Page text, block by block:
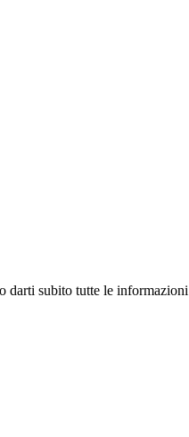
darti subito tutte le informazioni